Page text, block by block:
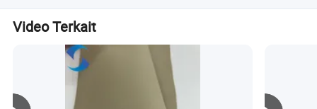
dingin, bahan-bahan produk bersifat ekologi dan ramah
lingkungan.
untuk setiap pesanan dan akan bertanggung jawab untuk
menyelesaikan masalah apa pun.
Video Terkait